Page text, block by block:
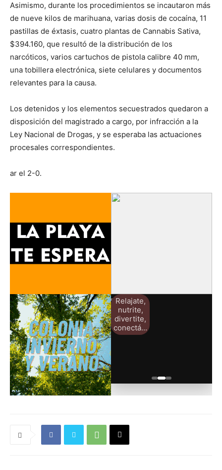
Asimismo, durante los procedimientos se incautaron más
de nueve kilos de marihuana, varias dosis de cocaína, 11
pastillas de éxtasis, cuatro plantas de Cannabis Sativa,
$394.160, que resultó de la distribución de los
narcóticos, varios cartuchos de pistola calibre 40 mm,
una tobillera electrónica, siete celulares y documentos
relevantes para la causa.
Los detenidos y los elementos secuestrados quedaron a
disposición del magistrado a cargo, por infracción a la
Ley Nacional de Drogas, y se esperaba las actuaciones
procesales correspondientes.
ar el 2-0.